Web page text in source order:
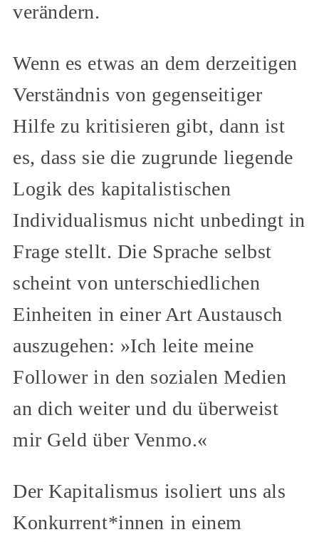
verändern.
Wenn es etwas an dem derzeitigen
Verständnis von gegenseitiger
Hilfe zu kritisieren gibt, dann ist
es, dass sie die zugrunde liegende
Logik des kapitalistischen
Individualismus nicht unbedingt in
Frage stellt. Die Sprache selbst
scheint von unterschiedlichen
Einheiten in einer Art Austausch
auszugehen: »Ich leite meine
Follower in den sozialen Medien
an dich weiter und du überweist
mir Geld über Venmo.«
Der Kapitalismus isoliert uns als
Konkurrent*innen in einem